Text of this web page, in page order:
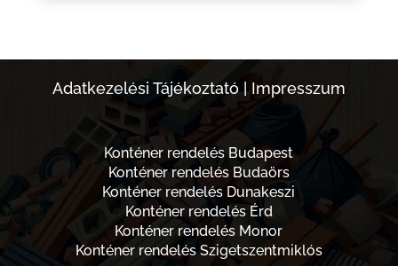
Adatkezelési Tájékoztató | Impresszum
Konténer rendelés Budapest
Konténer rendelés Budaörs
Konténer rendelés Dunakeszi
Konténer rendelés Érd
Konténer rendelés Monor
Konténer rendelés Szigetszentmiklós